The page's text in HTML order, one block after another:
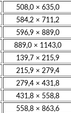
508,0 × 635,0
584,2 × 711,2
596,9 × 889,0
889,0 × 1143,0
139,7 × 215,9
215,9 × 279,4
279,4 × 431,8
431,8 × 558,8
558,8 × 863,6